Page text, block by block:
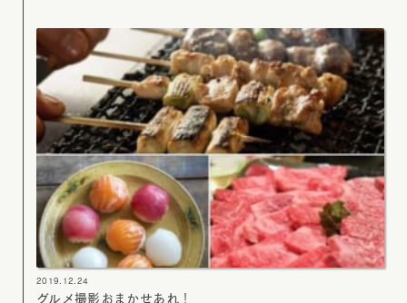
2019.12.24
グルメ撮影おまかせあれ！